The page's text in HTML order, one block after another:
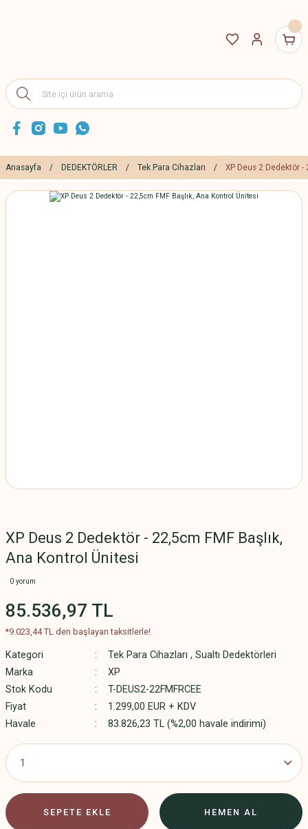
Anasayfa DEDEKTÖRLER Tek Para Cihazları XP Deus 2 Dedektör -
XP Deus 2 Dedektör - 22,5cm FMF Başlık,
Ana Kontrol Ünitesi
0 yorum
85.536,97 TL
*9.023,44 TL den başlayan taksitlerle!
Kategori Tek Para Cihazları , Sualtı Dedektörleri
Marka
XP
Stok Kodu
T-DEUS2-22FMFRCEE
Fiyat
1.299,00 EUR + KDV
Havale
83.826,23 TL (%2,00 havale indirimi)
SEPETE EKLE HEMEN AL